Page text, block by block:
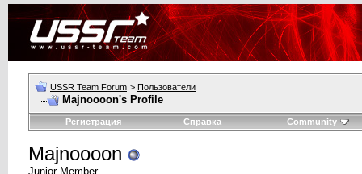
USSR Team Forum > Пользователи
Majnoooon's Profile
Регистрация Справка Community
Majnoooon
Junior Member